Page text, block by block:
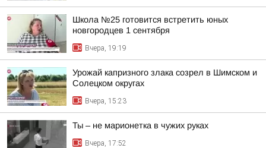
Школа №25 готовится встретить юных
новгородцев 1 сентября
Вчера, 19:19
Урожай капризного злака созрел в Шимском и
Солецком округах
Вчера, 15:23
Ты – не марионетка в чужих руках
Вчера, 17:52